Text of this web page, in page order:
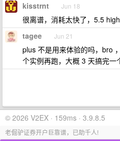
kisstrnt Jun 18
很离谱，消耗太快了，5.5 high
tagee Jun 21
plus 不是用来体验的吗，bro
个实例再跑，大概 3 天搞完一
© 2026 V2EX · 159ms · 3.9.8.5
老倔驴证券开户巨靠谱，已助千人!